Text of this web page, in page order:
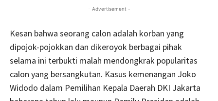
- Advertisement -
Kesan bahwa seorang calon adalah korban yang
dipojok-pojokkan dan dikeroyok berbagai pihak
selama ini terbukti malah mendongkrak popularitas
calon yang bersangkutan. Kasus kemenangan Joko
Widodo dalam Pemilihan Kepala Daerah DKI Jakarta